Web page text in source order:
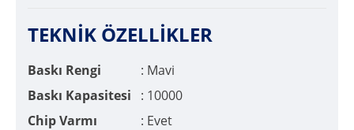
TEKNİK ÖZELLİKLER
Baskı Rengi
: Mavi
Baskı Kapasitesi
: 10000
Chip Varmı
: Evet